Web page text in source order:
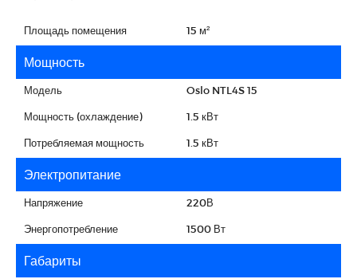
Площадь помещения 15 м²
Мощность
Модель Oslo NTL4S 15
Мощность (охлаждение) 1.5 кВт
Потребляемая мощность 1.5 кВт
Электропитание
Напряжение 220В
Энергопотребление 1500 Вт
Габариты